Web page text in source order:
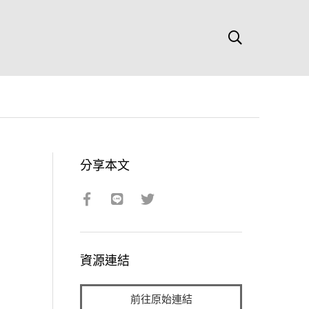
分享本文
資源連結
前往原始連結